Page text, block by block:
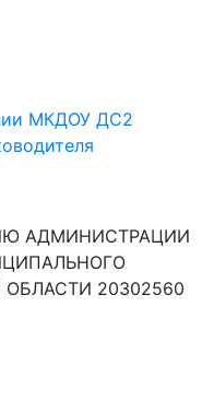
МКДОУ ДС2
АДМИНИСТРАЦИИ
20302560